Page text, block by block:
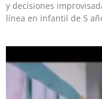
y decisiones
línea en infantil de 5